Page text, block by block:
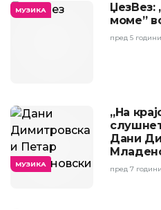
МУЗИКА
моме”
пред 5 години
МУЗИКА
„На
Дани
пред 7 години